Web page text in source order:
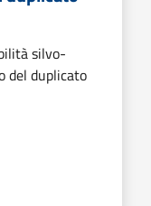
silvo-
del duplicato